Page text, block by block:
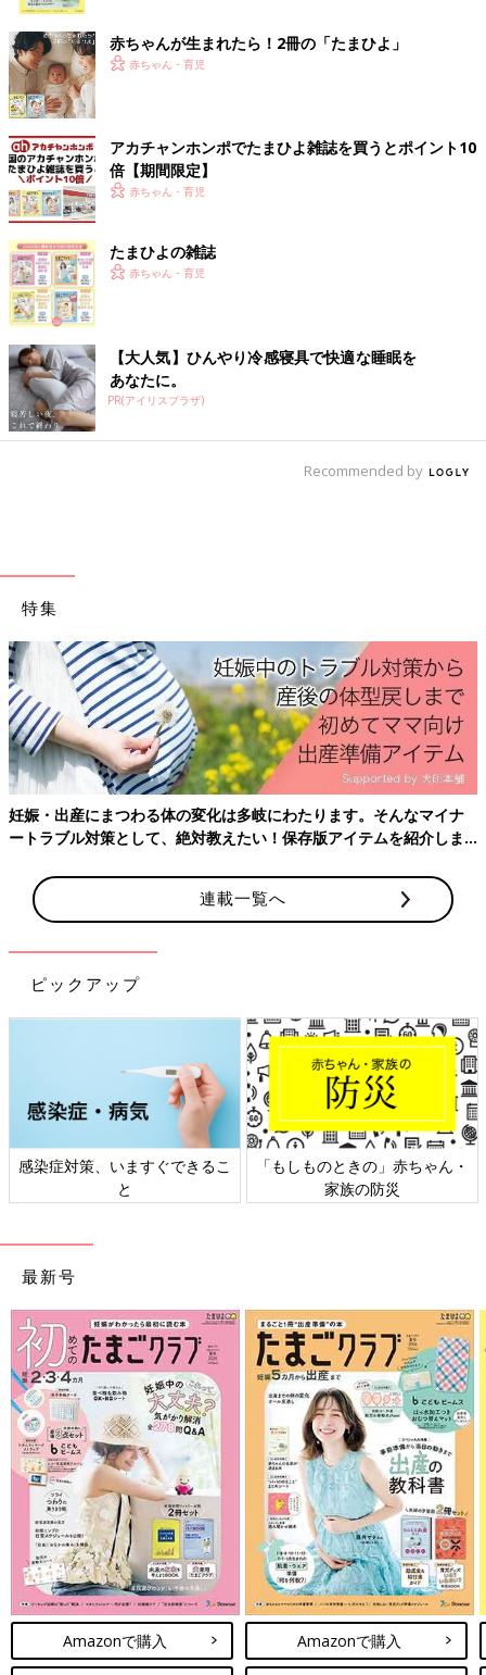
赤ちゃんが生まれたら！2冊の「たまひよ」
赤ちゃん・育児
アカチャンホンポでたまひよ雑誌を買うとポイント10
倍【期間限定】
赤ちゃん・育児
たまひよの雑誌
赤ちゃん・育児
【大人気】ひんやり冷感寝具で快適な睡眠を
あなたに。
PR(アイリスプラザ)
Recommended by
特集
妊娠・出産にまつわる体の変化は多岐にわたります。そんなマイナ
ートラブル対策として、絶対教えたい！保存版アイテムを紹介しま
連載一覧へ
ピックアップ
感染症対策、いますぐできるこ
と
「もしものときの」赤ちゃん・
家族の防災
最新号
Amazonで購入 Amazonで購入